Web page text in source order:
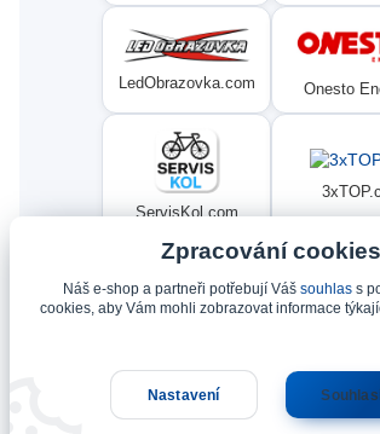
LedObrazovka.com Onesto
ServisKol.com
Condat
Zpracování cookies
Náš e-shop a partneři potřebují Váš souhlass
cookies, aby Vám mohli zobrazovat informace
Nastavení